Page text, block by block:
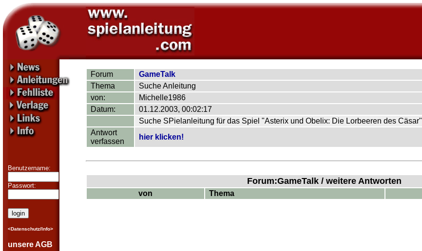
Benutzername:
Passwort:
<Datenschutz/Info>
unsere AGB
Forum
GameTalk
Thema
Suche Anleitung
von:
Michelle1986
Datum:
01.12.2003, 00:02:17
Suche SPielanleitung für das Spiel "Asterix und Obelix: Die Lorbeeren des Cäsar"
Antwort
verfassen
hier klicken!
Forum:GameTalk / weitere Antworten
von Thema